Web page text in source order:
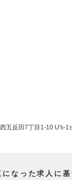
五反田7丁目1-10 U's-1
になった求人に基